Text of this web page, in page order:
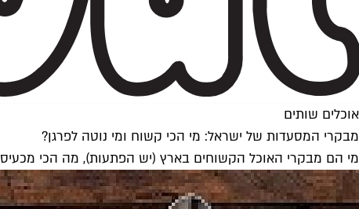
אוכלים שותים
מבקרי המסעדות של ישראל: מי הכי קשוח ומי נוטה לפרגן?
מי הם מבקרי האוכל הקשוחים בארץ (יש הפתעות), מה הכי